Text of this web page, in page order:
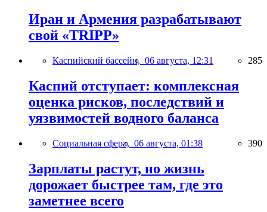
Иран и Армения разрабатывают
свой «TRIPP»
Каспийский бассейн, 06 августа, 12:31 285
Каспий отступает: комплексная
оценка рисков, последствий и
уязвимостей водного баланса
Социальная сфера, 06 августа, 01:38 390
Зарплаты растут, но жизнь
дорожает быстрее там, где это
заметнее всего